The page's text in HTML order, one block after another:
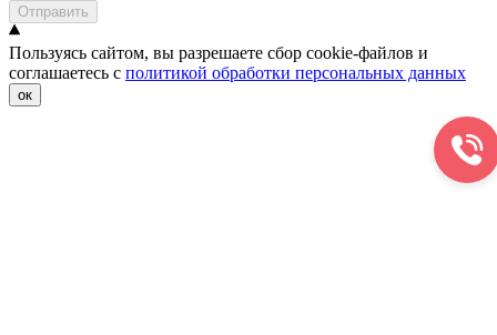
Отправить
Пользуясь сайтом, вы разрешаете сбор cookie-файлов и
соглашаетесь с политикой обработки персональных данных
ок